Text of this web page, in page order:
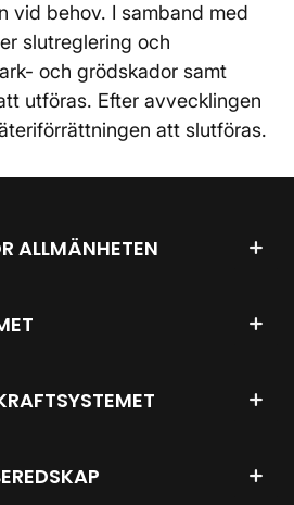
vid behov. I samband med
slutreglering och
och grödskador samt
utföras. Efter avvecklingen
att slutföras.
ALLMÄNHETEN